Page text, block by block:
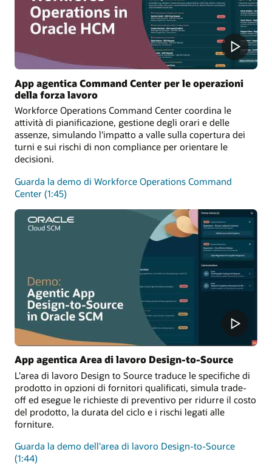
App agentica Command Center per le operazioni
della forza lavoro
Workforce Operations Command Center coordina le
attività di pianificazione, gestione degli orari e delle
assenze, simulando l'impatto a valle sulla copertura dei
turni e sui rischi di non compliance per orientare le
decisioni.
Guarda la demo di Workforce Operations Command
Center (1:45)
App agentica Area di lavoro Design-to-Source
L'area di lavoro Design to Source traduce le specifiche di
prodotto in opzioni di fornitori qualificati, simula trade-
off ed esegue le richieste di preventivo per ridurre il costo
del prodotto, la durata del ciclo e i rischi legati alle
forniture.
Guarda la demo dell'area di lavoro Design-to-Source
(1:44)